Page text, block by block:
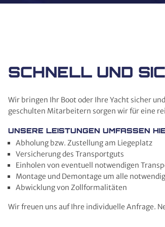
SCHNELL UND
Wir bringen Ihr Boot oder Ihre Yacht sicher
geschulten Mitarbeitern sorgen wir für eine
UNSERE LEISTUNGEN UMFASSEN
Abholung bzw. Zustellung am Liegeplatz
Versicherung des Transportguts
Einholen von eventuell notwendigen
Montage und Demontage um alle
Abwicklung von Zollformalitäten
Wir freuen uns auf Ihre individuelle Anfrage.